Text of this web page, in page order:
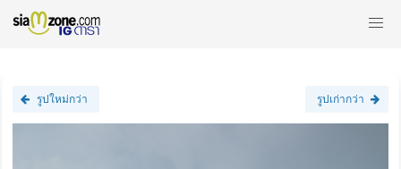
รูปใหม่กว่า รูปเก่ากว่า